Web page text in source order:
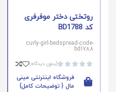
روتختی دختر موفرفری
کد BD1788
curly-girl-bedspread-code-
bd1788




(بدون دیدگاه)
فروشگاه اینترنتی مینی
مال { توضیحات کامل}